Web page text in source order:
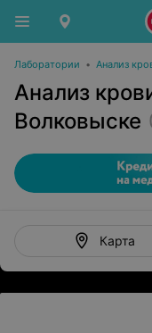
Лаборатории • Анализ
Анализ
Волковыске
Карта